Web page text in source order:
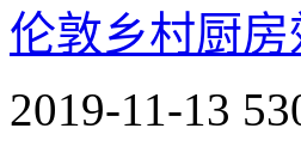
伦敦乡村厨
2019-11-13